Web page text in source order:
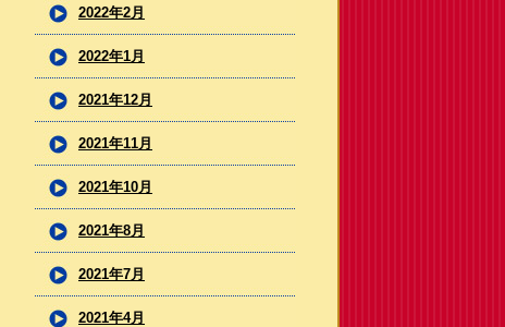
2022年2月
2022年1月
2021年12月
2021年11月
2021年10月
2021年8月
2021年7月
2021年4月